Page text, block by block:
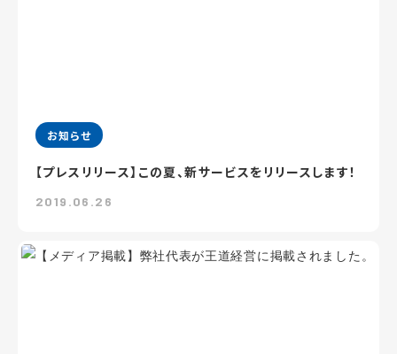
お知らせ
【プレスリリース】この夏、新サービスをリリースします！
2019.06.26